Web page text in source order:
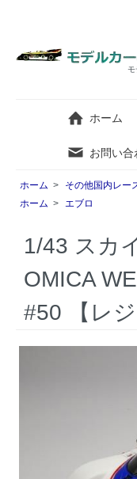
モ
ホーム
お問い合
ホーム > その他国内レー
ホーム > エブロ
1/43 スカ
OMICA
#50 【レジ